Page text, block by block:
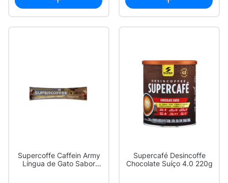
Supercoffe Caffein Army
Língua de Gato Sabor
Supercafé Desincoffe
Chocolate Suíço 4.0 220g